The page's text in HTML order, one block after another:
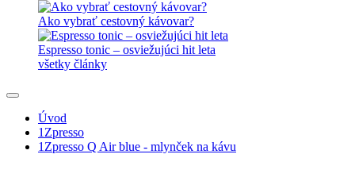
Ako vybrať cestovný kávovar?
Espresso tonic – osviežujúci hit leta
všetky články
Úvod
1Zpresso
1Zpresso Q Air blue - mlynček na kávu